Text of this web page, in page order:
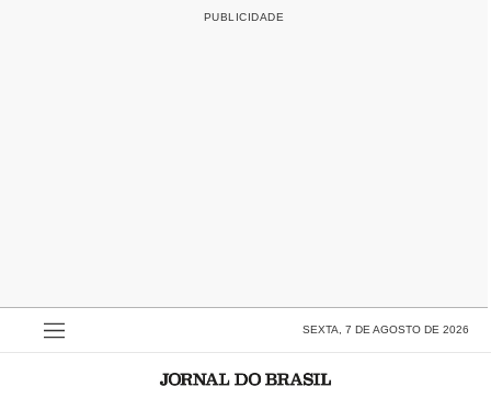
SEXTA, 7 DE AGOSTO DE 2026